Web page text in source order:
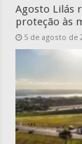
Agosto Lilás
proteção às
5 de agosto de